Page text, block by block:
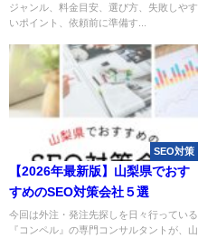
ジャンル、料金目安、選び方、失敗しやす
いポイント、依頼前に準備す...
SEO対策
【2026年最新版】山梨県でおす
すめのSEO対策会社５選
今回は外注・発注先探しを日々行っている
『コンペル』の専門コンサルタントが、山